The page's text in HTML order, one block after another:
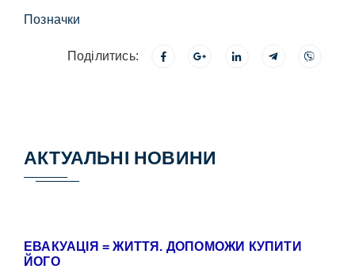
Позначки
Поділитись:
АКТУАЛЬНІ НОВИНИ
ЕВАКУАЦІЯ = ЖИТТЯ. ДОПОМОЖИ КУПИТИ
ЙОГО